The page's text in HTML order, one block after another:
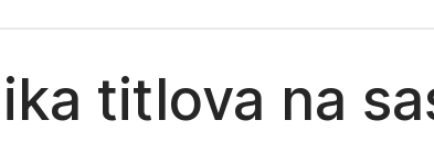
titlova na